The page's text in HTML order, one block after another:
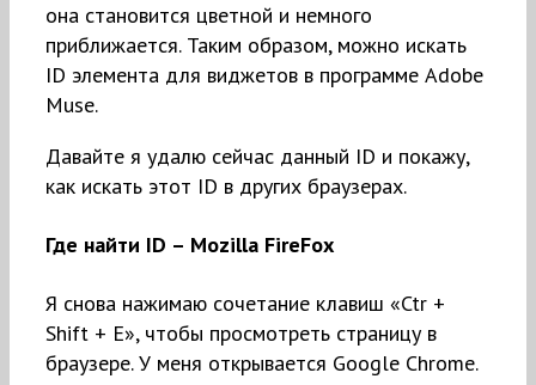
она становится цветной и немного
приближается. Таким образом, можно искать
ID элемента для виджетов в программе Adobe
Muse.
Давайте я удалю сейчас данный ID и покажу,
как искать этот ID в других браузерах.
Где найти ID – Mozilla FireFox
Я снова нажимаю сочетание клавиш «Ctr +
Shift + E», чтобы просмотреть страницу в
браузере. У меня открывается Google Chrome.